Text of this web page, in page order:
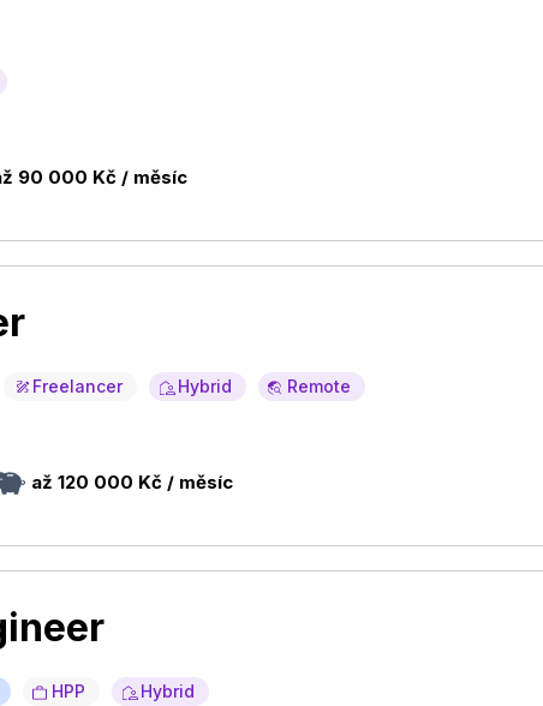
90 000 Kč / měsíc
Freelancer Hybrid Remote
až 120 000 Kč / měsíc
HPP Hybrid